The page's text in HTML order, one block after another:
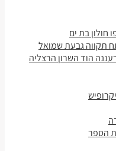
חולון בת ים
תקווה גבעת שמואל
הוד השרון הרצליה
הספר